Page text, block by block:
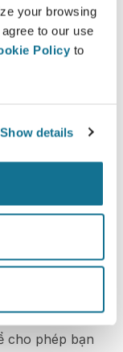
your browsing
to our use
Policy to
Show details
nhất cho
cho phép bạn